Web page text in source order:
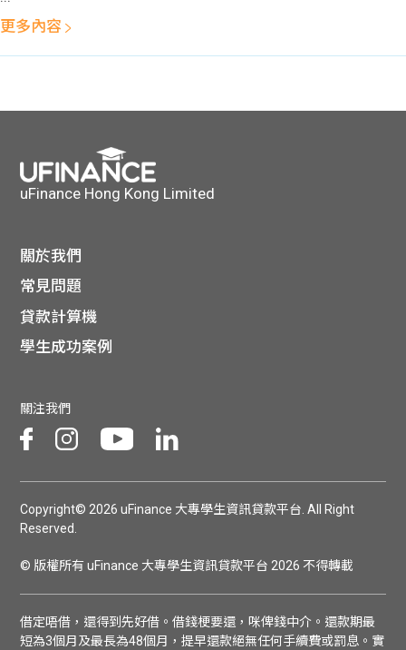
更多內容
uFinance Hong Kong Limited
關於我們
常見問題
貸款計算機
學生成功案例
關注我們
Copyright© 2026 uFinance 大專學生資訊貸款平台. All Right
Reserved.
© 版權所有 uFinance 大專學生資訊貸款平台 2026 不得轉載
借定唔借，還得到先好借。借錢梗要還，咪俾錢中介。還款期最
短為3個月及最長為48個月，提早還款絕無任何手續費或罰息。實